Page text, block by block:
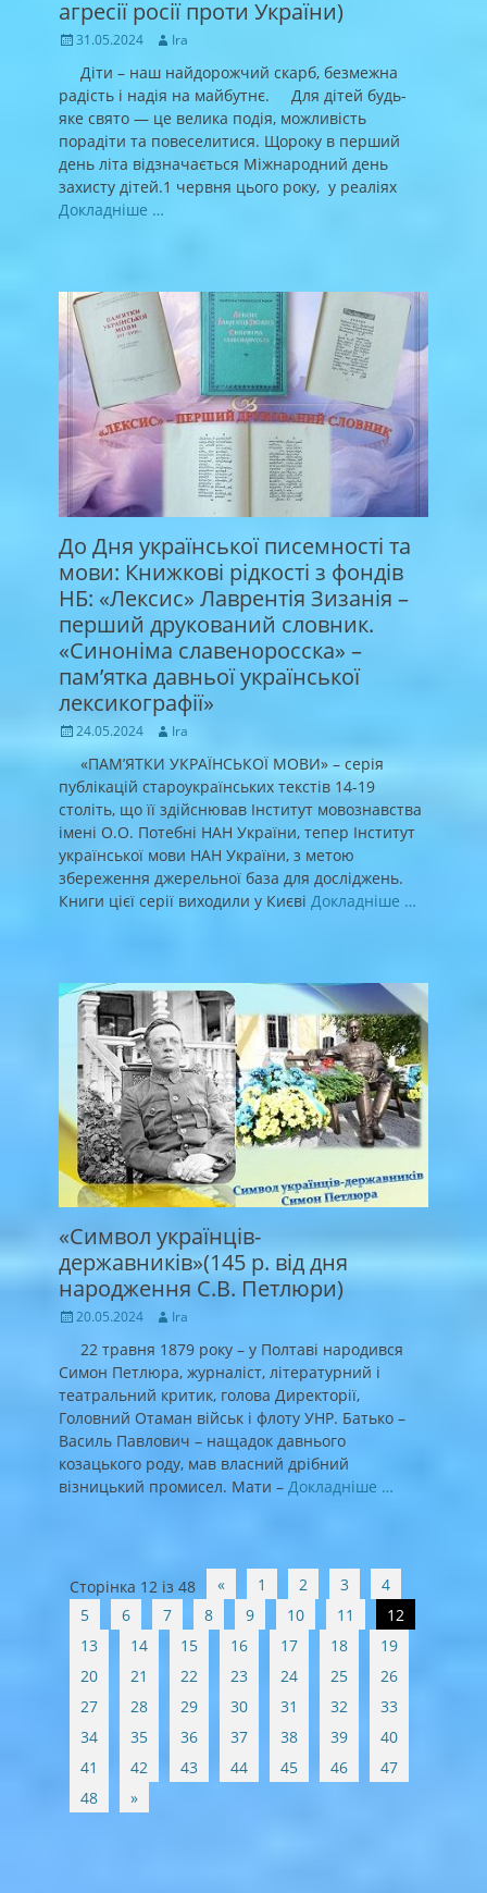
агресії росії проти України)
Posted
31.05.2024 Author
Ira
Діти – наш найдорожчий скарб, безмежна
радість і надія на майбутнє. Для дітей будь-
яке свято — це велика подія, можливість
порадіти та повеселитися. Щороку в перший
день літа відзначається Міжнародний день
захисту дітей.1 червня цього року, у реаліях
Докладніше …
До Дня української писемності та
мови: Книжкові рідкості з фондів
НБ: «Лексис» Лаврентія Зизанія –
перший друкований словник.
«Синоніма славеноросска» –
пам’ятка давньої української
лексикографії»
Posted
24.05.2024 Author
Ira
«ПАМ’ЯТКИ УКРАЇНСЬКОЇ МОВИ» – серія
публікацій староукраїнських текстів 14-19
століть, що її здійснював Інститут мовознавства
імені О.О. Потебні НАН України, тепер Інститут
української мови НАН України, з метою
збереження джерельної база для досліджень.
Книги цієї серії виходили у Києві Докладніше …
«Символ українців-
державників»(145 р. від дня
народження С.В. Петлюри)
Posted
20.05.2024 Author
Ira
22 травня 1879 року – у Полтаві народився
Симон Петлюра, журналіст, літературний і
театральний критик, голова Директорії,
Головний Отаман військ і флоту УНР. Батько –
Василь Павлович – нащадок давнього
козацького роду, мав власний дрібний
візницький промисел. Мати – Докладніше …
Post
navigation
Сторінка 12 із 48 « 1 2 3
4
5
6 7 8 9 10 11
12
13
14 15 16 17 18
19
20
21 22 23 24 25
26
27
28 29 30 31 32
33
34
35 36 37 38 39
40
41
42 43 44 45 46
47
48
»